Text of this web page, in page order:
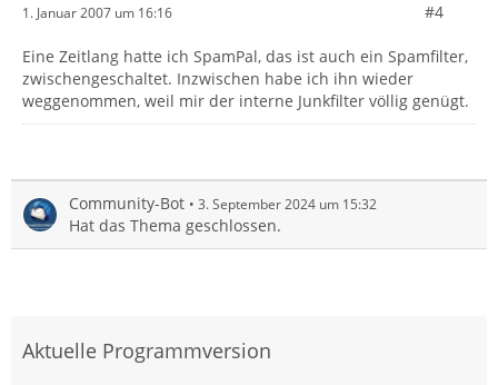
1. Januar 2007 um 16:16 #4
Eine Zeitlang hatte ich SpamPal, das ist auch ein Spamfilter,
zwischengeschaltet. Inzwischen habe ich ihn wieder
weggenommen, weil mir der interne Junkfilter völlig genügt.
Community-Bot 3. September 2024 um 15:32
Hat das Thema geschlossen.
Aktuelle Programmversion